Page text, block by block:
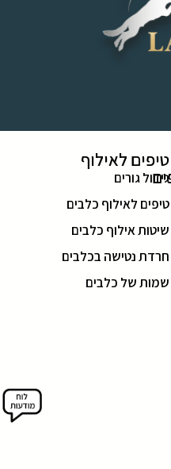
טיפים לאילוף
גידול גורים
טיפים לאילוף כלבים
שיטות אילוף כלבים
חרדת נטישה בכלבים
שמות של כלבים